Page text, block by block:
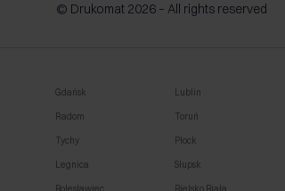
© Drukomat 2026 – All rights reserved
Gdańsk Lublin
Radom Toruń
Tychy Płock
Legnica Słupsk